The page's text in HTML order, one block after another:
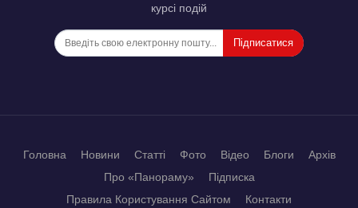
курсі подій
Підписатися
Головна Новини Статті Фото Відео Блоги
Архів
Про «Панораму»
Підписка
Правила Користування Сайтом
Контакти